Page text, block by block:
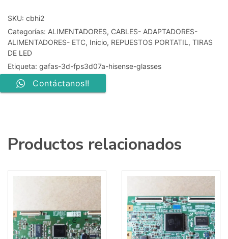
SKU: cbhi2
Categorías: ALIMENTADORES, CABLES- ADAPTADORES-
ALIMENTADORES- ETC, Inicio, REPUESTOS PORTATIL, TIRAS
DE LED
Etiqueta: gafas-3d-fps3d07a-hisense-glasses
Contáctanos!!
Productos relacionados